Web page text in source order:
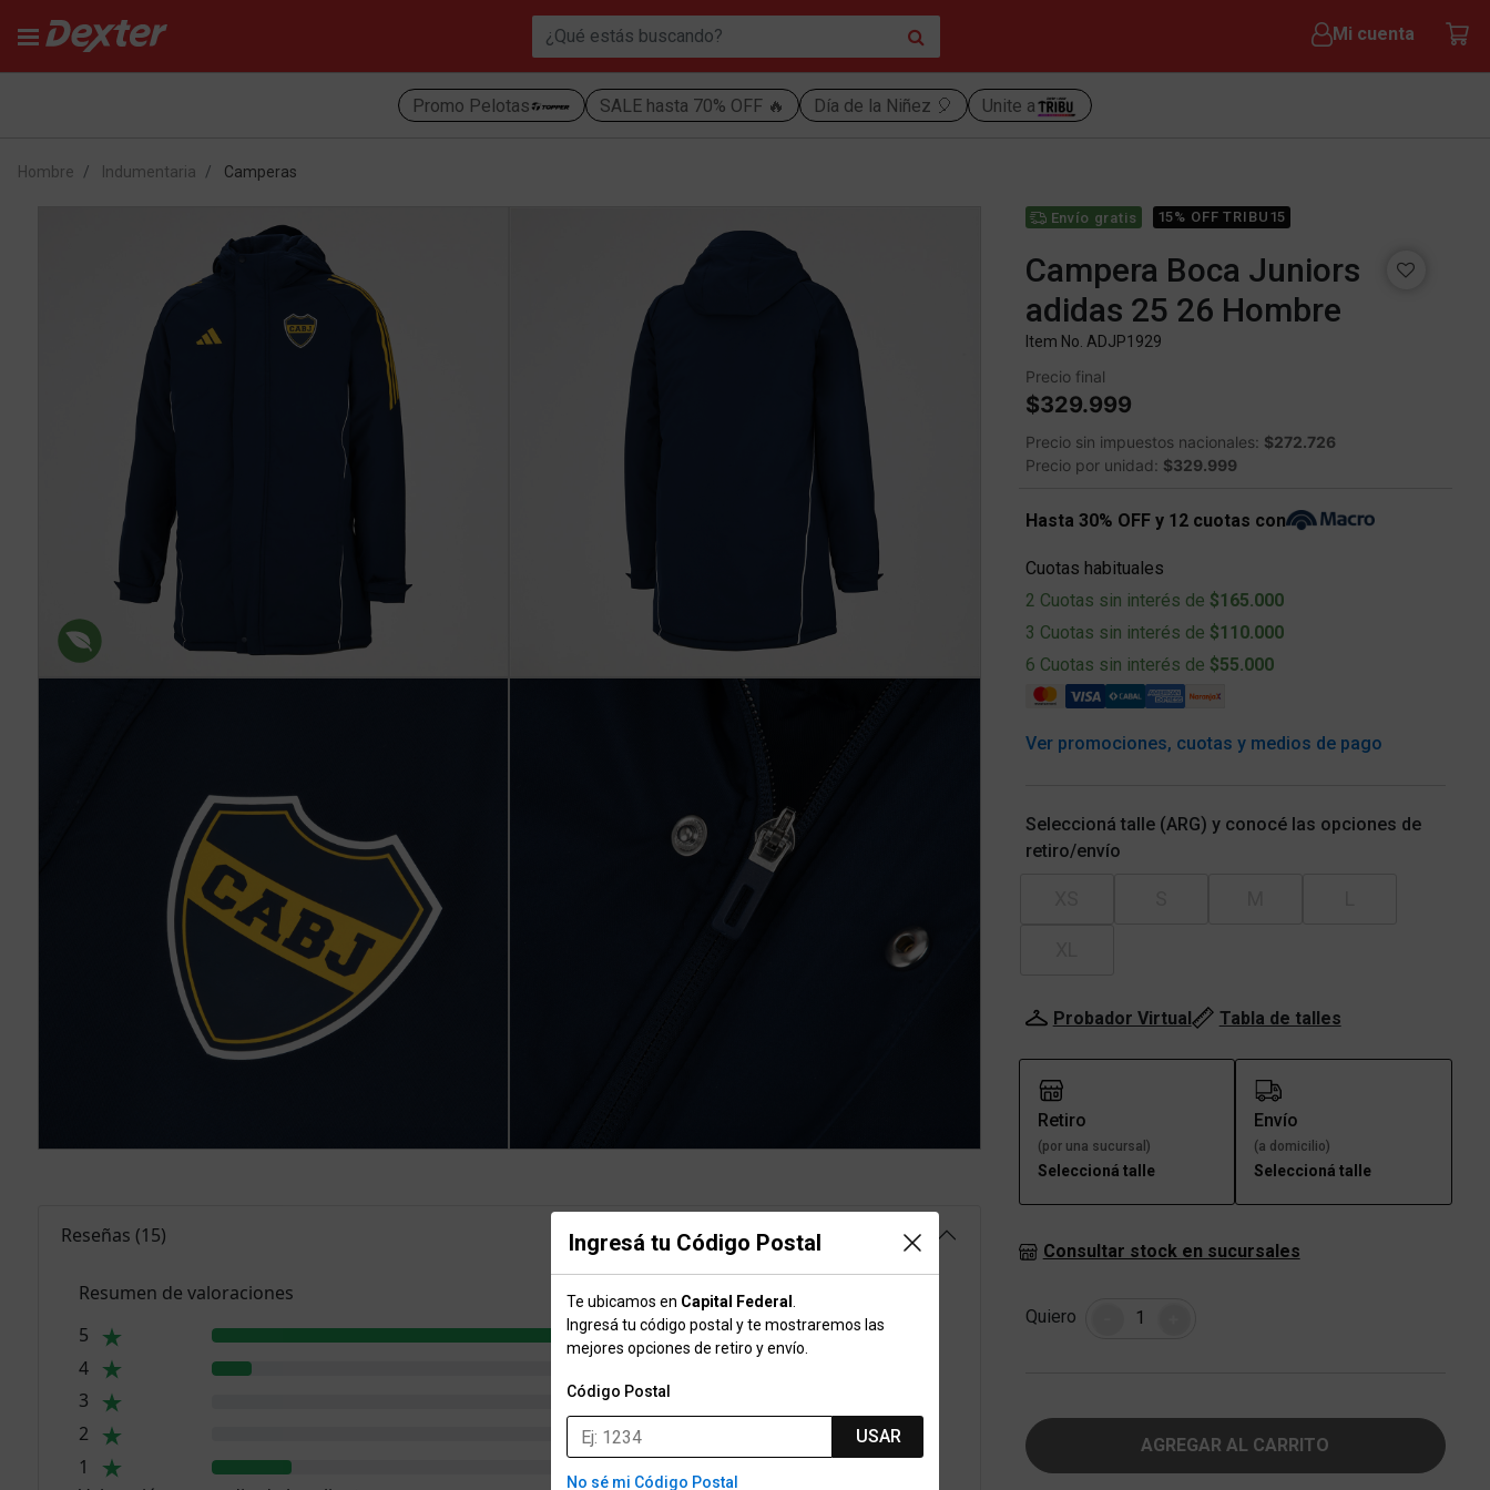
Mi cuenta
Promo Pelotas SALE hasta 70% OFF 🔥 Día de la Niñez 🎈 Unite a
Ingresá tu Código Postal
Te ubicamos en Capital Federal
Ingresá tu código postal y te mostraremos las
mejores opciones de retiro y envío.
Código Postal
USAR
No sé mi Código Postal
Hombre Indumentaria Camperas
Reseñas (15) 4.4
Resumen de valoraciones
5
12
4
3
2
1
Envío gratis 15% OFF TRIBU15
Campera Boca Juniors
adidas 25 26 Hombre
Item No. ADJP1929
Precio final
$329.999
Precio sin impuestos nacionales: $272.726
Precio por unidad: $329.999
Hasta 30% OFF y 12 cuotas con
Cuotas habituales
2 Cuotas sin interés de $165.000
3 Cuotas sin interés de $110.000
6 Cuotas sin interés de $55.000
Ver promociones, cuotas y medios de pago
Seleccioná talle (ARG) y conocé las opciones de
retiro/envío
Probador Virtual Tabla de talles
Retiro
(por una sucursal)
Seleccioná talle
Envío
(a domicilio)
Seleccioná talle
Consultar stock en sucursales
Quiero Cantidad
AGREGAR AL CARRITO